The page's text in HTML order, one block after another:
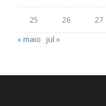
25 26 27
« maio jul »